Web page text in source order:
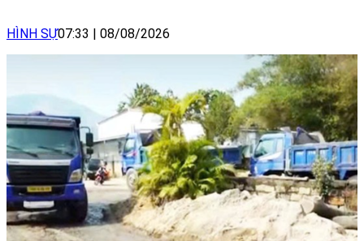
HÌNH SỰ07:33 | 08/08/2026